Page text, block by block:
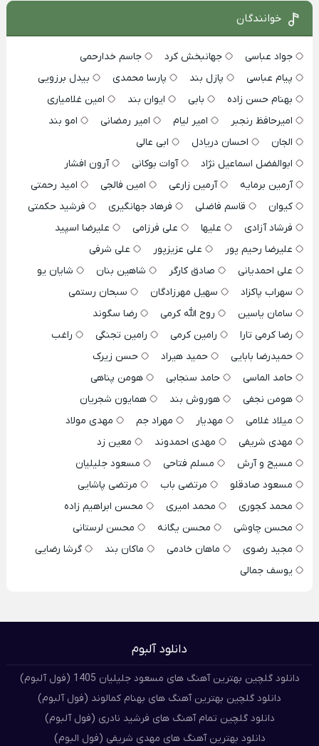
خوانندگان
جواد عباسی جهانبخش کرد
جاسم خدارحمی
پیام عباسی
پازل بند پارسا محمدی
بیدل برزویی
بهنام حسن زاده
بابی ایوان بند
امین غلامیاری
امیرحافظ رنجبر
امیر لیام امیر رمضانی
امو بند
الجان
احسان دریادل
ابی عالی
ابوالفضل اسماعیل نژاد
آوات بوکانی
آرون افشار
آرمین برمایه
آرمین زارعی امین فالجی
امید رحمتی
کیوان
قاسم فاضلی فرهاد جهانگیری
فرشید حکمتی
فرشاد آزادی
علیها علی فرزامی
علیرضا اسپید
علیرضا رحیم پور
علی عزیزپور
علی شرفی
علی احمدیانی
صادق کارگر شاهین بنان
شایان یو
سهراب پاکزاد
سهیل مهرزادگان
سبحان رستمی
سامان یاسین
روح الله کرمی
رضا سگوند
رضا کرمی تارا
رامین کرمی رامین تجنگی
راغب
حمیدرضا بابایی
حمید هیراد
حسن زیرک
حامد الماسی
حامد سنجابی
هومن پناهی
هومن نجفی
هوروش بند
همایون شجریان
میلاد غلامی
مهدیار مهراد جم
مهدی مولاد
مهدی شریفی
مهدی احمدوند
معین زد
مسیح و آرش
مسلم فتاحی
مسعود جلیلیان
مسعود صادقلو
مرتضی باب
مرتضی پاشایی
محمد کجوری
محمد امیری
محسن ابراهیم زاده
محسن چاوشی
محسن یگانه
محسن لرستانی
مجید رضوی
ماهان خادمی ماکان بند
گرشا رضایی
یوسف جمالی
دانلود آلبوم
دانلود گلچین بهترین آهنگ های مسعود جلیلیان 1405 (فول آلبوم)
دانلود گلچین بهترین آهنگ های بهنام کمالوند (فول آلبوم)
دانلود گلچین تمام آهنگ های فرشید نادری (فول آلبوم)
دانلود بهترین آهنگ های مهدی شریفی (فول البوم)